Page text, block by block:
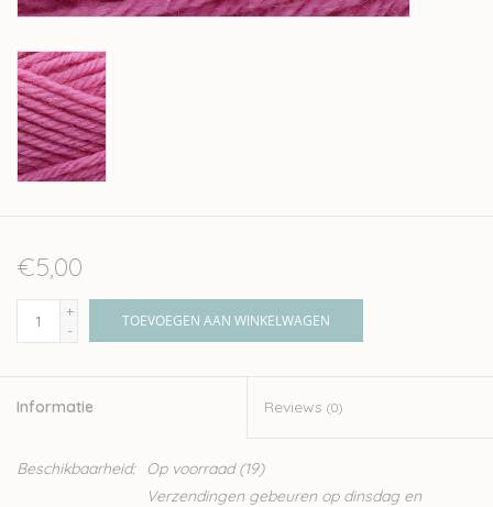
€5,00
+
-
TOEVOEGEN AAN WINKELWAGEN
Informatie Reviews (0)
Beschikbaarheid: Op voorraad(19)
Verzendingen gebeuren op dinsdag en